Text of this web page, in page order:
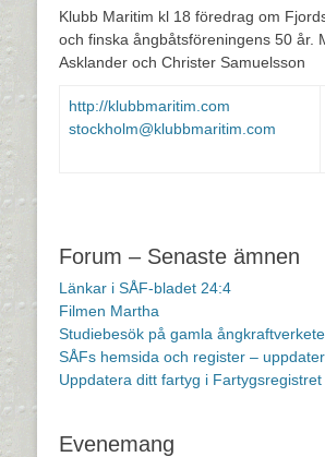
Klubb Maritim kl 18 föredrag om
och finska ångbåtsföreningens 50 år.
Asklander och Christer Samuelsson
http://klubbmaritim.com
stockholm@klubbmaritim.com
Forum – Senaste ämnen
Länkar i SÅF-bladet 24:4
Filmen Martha
Studiebesök på gamla
SÅFs hemsida och register –
Uppdatera ditt fartyg i Fartygsregistret
Evenemang